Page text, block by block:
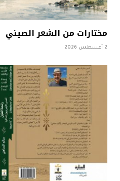
مختارات من الشعر الصيني
2 أغسطس 2026